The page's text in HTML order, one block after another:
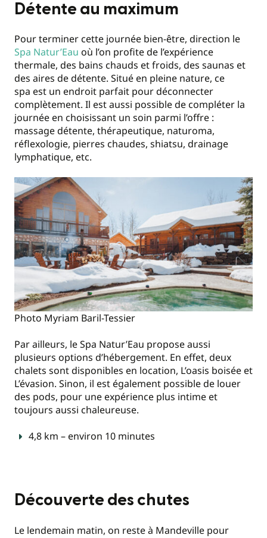
Détente au maximum
Pour terminer cette journée bien-être, direction le
Spa Natur’Eau où l’on profite de l’expérience
thermale, des bains chauds et froids, des saunas et
des aires de détente. Situé en pleine nature, ce
spa est un endroit parfait pour déconnecter
complètement. Il est aussi possible de compléter la
journée en choisissant un soin parmi l’offre :
massage détente, thérapeutique, naturoma,
réflexologie, pierres chaudes, shiatsu, drainage
lymphatique, etc.
Photo Myriam Baril-Tessier
Par ailleurs, le Spa Natur’Eau propose aussi
plusieurs options d’hébergement. En effet, deux
chalets sont disponibles en location, L’oasis boisée et
L’évasion. Sinon, il est également possible de louer
des pods, pour une expérience plus intime et
toujours aussi chaleureuse.
4,8 km – environ 10 minutes
Découverte des chutes
Le lendemain matin, on reste à Mandeville pour